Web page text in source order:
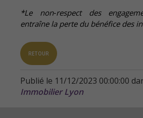
*Le non‐respect des
entraîne la perte du bénéfice des
RETOUR
Publié le 11/12/2023 00:00:00
Immobilier Lyon